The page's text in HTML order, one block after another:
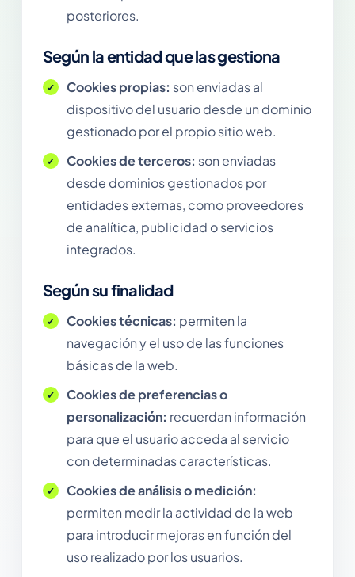
posteriores.
Según la entidad que las gestiona
Cookies propias: son enviadas al
dispositivo del usuario desde un dominio
gestionado por el propio sitio web.
Cookies de terceros: son enviadas
desde dominios gestionados por
entidades externas, como proveedores
de analítica, publicidad o servicios
integrados.
Según su finalidad
Cookies técnicas: permiten la
navegación y el uso de las funciones
básicas de la web.
Cookies de preferencias o
personalización: recuerdan información
para que el usuario acceda al servicio
con determinadas características.
Cookies de análisis o medición:
permiten medir la actividad de la web
para introducir mejoras en función del
uso realizado por los usuarios.